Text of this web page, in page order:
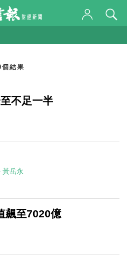
結果
不足一半
黃岳永
飆至7020億